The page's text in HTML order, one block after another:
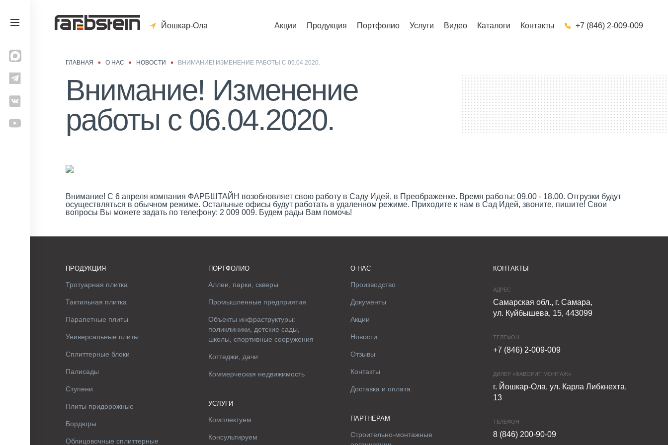
Йошкар-Ола Акции Продукция Портфолио Услуги Видео Каталоги Контакты +7 (846) 2-009-009
ГЛАВНАЯ О НАС НОВОСТИ ВНИМАНИЕ! ИЗМЕНЕНИЕ РАБОТЫ С 06.04.2020.
Внимание! Изменение
работы c 06.04.2020.
Внимание! С 6 апреля компания ФАРБШТАЙН возобновляет свою работу в Саду Идей, в Преображенке. Время работы: 09.00 - 18.00. Отгрузки будут
осуществляться в обычном режиме. Остальные офисы будут работать в удаленном режиме. Приходите к нам в Сад Идей, звоните, пишите! Свои
вопросы Вы можете задать по телефону: 2 009 009. Будем рады Вам помочь!
ПРОДУКЦИЯ
Тротуарная плитка
Тактильная плитка
Парапетные плиты
Универсальные плиты
Сплиттерные блоки
Палисады
Ступени
Плиты придорожные
Бордюры
Облицовочные сплиттерные
ПОРТФОЛИО
Аллеи, парки, скверы
Промышленные предприятия
Объекты инфраструктуры:
поликлиники, детские сады,
школы, спортивные сооружения
Коттеджи, дачи
Коммерческая недвижимость
УСЛУГИ
Комплектуем
Консультируем
О НАС
Производство
Документы
Акции
Новости
Отзывы
Контакты
Доставка и оплата
ПАРТНЕРАМ
Строительно-монтажные
КОНТАКТЫ
АДРЕС
Самарская обл., г. Самара,
ул. Куйбышева, 15, 443099
ТЕЛЕФОН
+7 (846) 2-009-009
ДИЛЕР «ФАВОРИТ МОНТАЖ»
г. Йошкар-Ола, ул. Карла Либкнехта,
13
ТЕЛЕФОН
8 (846) 200-90-09